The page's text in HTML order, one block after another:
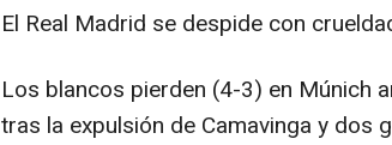
El Real Madrid se despide con
Los blancos pierden (4-3) en Múnich
tras la expulsión de Camavinga y dos